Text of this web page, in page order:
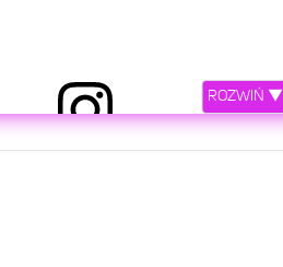
przez Young Leosia (@youngleosia)
ROZWIŃ ▼